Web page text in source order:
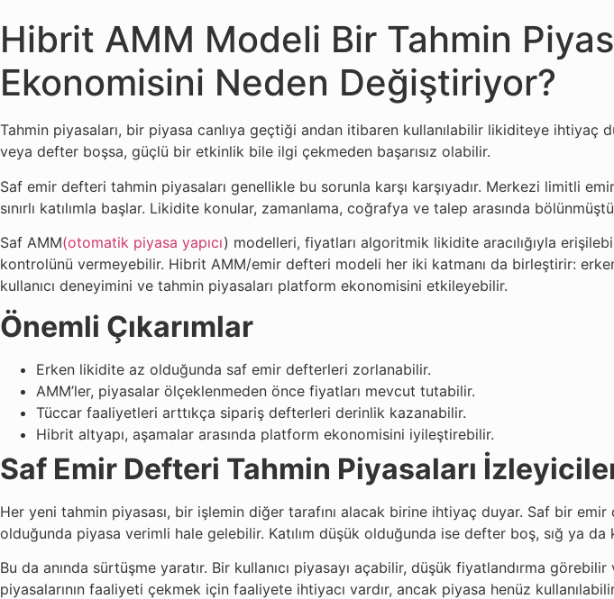
Hibrit AMM Modeli Bir Tahmin
Ekonomisini Neden Değiştiriyor?
Tahmin piyasaları, bir piyasa canlıya geçtiği andan itibaren kullanılabilir likiditeye ihtiyaç
veya defter boşsa, güçlü bir etkinlik bile ilgi çekmeden başarısız olabilir.
Saf emir defteri tahmin piyasaları genellikle bu sorunla karşı karşıyadır. Merkezi limitli
sınırlı katılımla başlar. Likidite konular, zamanlama, coğrafya ve talep arasında
Saf AMM(otomatik piyasa yapıcı) modelleri, fiyatları algoritmik likidite aracılığıyla
kontrolünü vermeyebilir. Hibrit AMM/emir defteri modeli her iki katmanı da birleştirir:
kullanıcı deneyimini ve tahmin piyasaları platform ekonomisini etkileyebilir.
Önemli Çıkarımlar
Erken likidite az olduğunda saf emir defterleri zorlanabilir.
AMM’ler, piyasalar ölçeklenmeden önce fiyatları mevcut tutabilir.
Tüccar faaliyetleri arttıkça sipariş defterleri derinlik kazanabilir.
Hibrit altyapı, aşamalar arasında platform ekonomisini iyileştirebilir.
Saf Emir Defteri Tahmin Piyasaları
Her yeni tahmin piyasası, bir işlemin diğer tarafını alacak birine ihtiyaç duyar. Saf bir
olduğunda piyasa verimli hale gelebilir. Katılım düşük olduğunda ise defter boş, sığ ya da
Bu da anında sürtüşme yaratır. Bir kullanıcı piyasayı açabilir, düşük fiyatlandırma
piyasalarının faaliyeti çekmek için faaliyete ihtiyacı vardır, ancak piyasa henüz